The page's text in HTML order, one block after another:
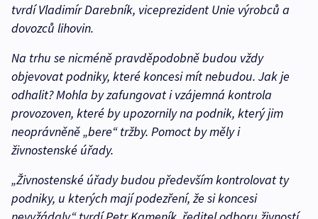
tvrdí Vladimír Darebník, viceprezident Unie výrobců a
dovozců lihovin.
Na trhu se nicméně pravděpodobně budou vždy
objevovat podniky, které koncesi mít nebudou. Jak je
odhalit? Mohla by zafungovat i vzájemná kontrola
provozoven, které by upozornily na podnik, který jim
neoprávněně „bere“ tržby. Pomoct by měly i
živnostenské úřady.
„Živnostenské úřady budou především kontrolovat ty
podniky, u kterých mají podezření, že si koncesi